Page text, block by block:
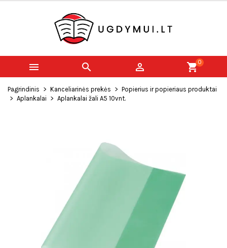
   shopping_cart0
Pagrindinis Kanceliarinės prekės
Popierius ir popieriaus produktai
Aplankalai
Aplankalai žali A5 10vnt.